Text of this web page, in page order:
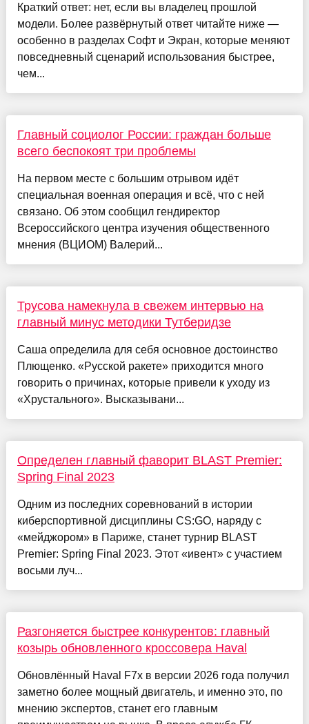
Краткий ответ: нет, если вы владелец прошлой
модели. Более развёрнутый ответ читайте ниже —
особенно в разделах Софт и Экран, которые меняют
повседневный сценарий использования быстрее,
чем...
Главный социолог России: граждан больше
всего беспокоят три проблемы
На первом месте с большим отрывом идёт
специальная военная операция и всё, что с ней
связано. Об этом сообщил гендиректор
Всероссийского центра изучения общественного
мнения (ВЦИОМ) Валерий...
Трусова намекнула в свежем интервью на
главный минус методики Тутберидзе
Саша определила для себя основное достоинство
Плющенко. «Русской ракете» приходится много
говорить о причинах, которые привели к уходу из
«Хрустального». Высказывани...
Определен главный фаворит BLAST Premier:
Spring Final 2023
Одним из последних соревнований в истории
киберспортивной дисциплины CS:GO, наряду с
«мейджором» в Париже, станет турнир BLAST
Premier: Spring Final 2023. Этот «ивент» с участием
восьми луч...
Разгоняется быстрее конкурентов: главный
козырь обновленного кроссовера Haval
Обновлённый Haval F7x в версии 2026 года получил
заметно более мощный двигатель, и именно это, по
мнению экспертов, станет его главным